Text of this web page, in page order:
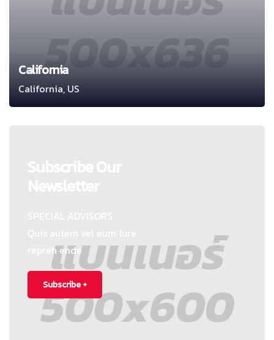
California
California, US
repreh ende
Subscribe +